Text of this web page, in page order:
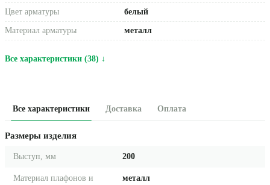
Цвет арматуры белый
Материал арматуры металл
Все характеристики (38) ↓
Все характеристики Доставка Оплата
Размеры изделия
Выступ, мм 200
Материал плафонов и
металл